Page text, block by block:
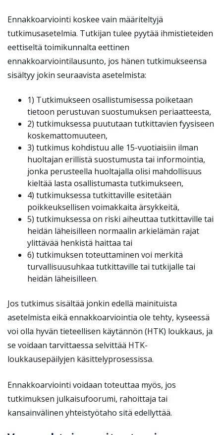
Ennakkoarviointi koskee vain määriteltyjä
tutkimusasetelmia. Tutkijan tulee pyytää ihmistieteiden
eettiseltä toimikunnalta eettinen
ennakkoarviointilausunto, jos hänen tutkimukseensa
sisältyy jokin seuraavista asetelmista:
1) Tutkimukseen osallistumisessa poiketaan
tietoon perustuvan suostumuksen periaatteesta,
2) tutkimuksessa puututaan tutkittavien fyysiseen
koskemattomuuteen,
3) tutkimus kohdistuu alle 15-vuotiaisiin ilman
huoltajan erillistä suostumusta tai informointia,
jonka perusteella huoltajalla olisi mahdollisuus
kieltää lasta osallistumasta tutkimukseen,
4) tutkimuksessa tutkittaville esitetään
poikkeuksellisen voimakkaita ärsykkeitä,
5) tutkimuksessa on riski aiheuttaa tutkittaville tai
heidän läheisilleen normaalin arkielämän rajat
ylittävää henkistä haittaa tai
6) tutkimuksen toteuttaminen voi merkitä
turvallisuusuhkaa tutkittaville tai tutkijalle tai
heidän läheisilleen.
Jos tutkimus sisältää jonkin edellä mainituista
asetelmista eikä ennakkoarviointia ole tehty, kyseessä
voi olla hyvän tieteellisen käytännön (HTK) loukkaus, ja
se voidaan tarvittaessa selvittää HTK-
loukkausepäilyjen käsittelyprosessissa.
Ennakkoarviointi voidaan toteuttaa myös, jos
tutkimuksen julkaisufoorumi, rahoittaja tai
kansainvälinen yhteistyötaho sitä edellyttää.